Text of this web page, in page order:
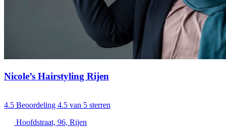
Nicole’s Hairstyling Rijen
4.5 Beoordeling 4.5 van 5 sterren
Hoofdstraat, 96, Rijen